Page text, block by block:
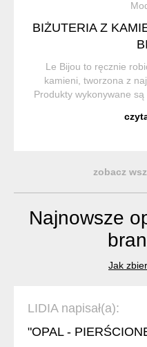
BIŻUTERIA Z
Le Bijou to ręcznie
kamieni, tworzona z
Produkty wykonywane są
zobacz
Najnowsze
Jak
LIDIA napisał(a):
"OPAL -